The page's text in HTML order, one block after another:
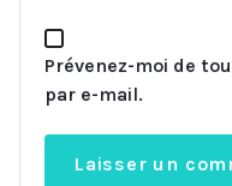
Prévenez-moi de
par e-mail.